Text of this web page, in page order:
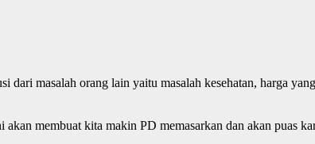
masalah orang lain yaitu masalah kesehatan, harga
membuat kita makin PD memasarkan dan akan puas